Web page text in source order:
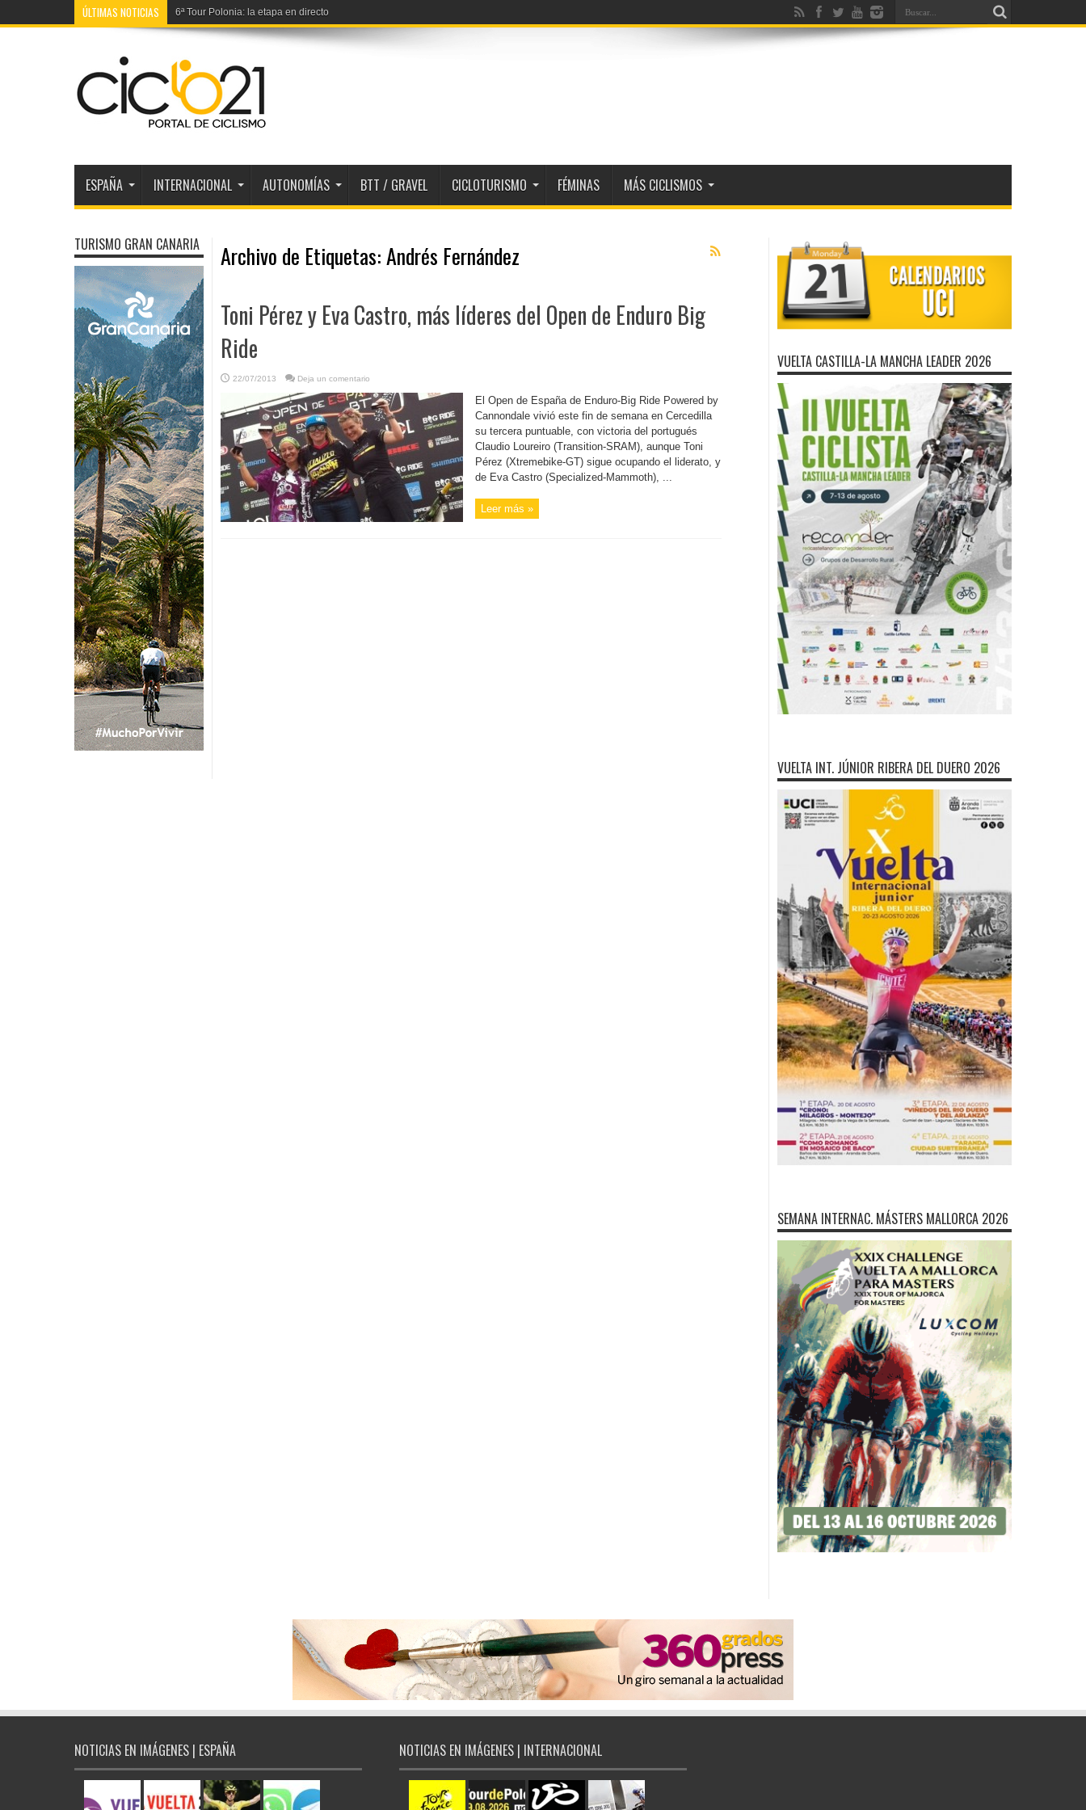
ÚLTIMAS NOTICIAS 6ª Tour Polonia: la etapa en directo
ESPAÑA INTERNACIONAL AUTONOMÍAS BTT / GRAVEL CICLOTURISMO FÉMINAS MÁS CICLISMOS
Archivo de Etiquetas:Andrés Fernández
Toni Pérez y Eva Castro, más líderes del Open de Enduro Big
Ride
22/07/2013 Deja un comentario
El Open de España de Enduro-Big Ride Powered by
Cannondale vivió este fin de semana en Cercedilla
su tercera puntuable, con victoria del portugués
Claudio Loureiro (Transition-SRAM), aunque Toni
Pérez (Xtremebike-GT) sigue ocupando el liderato, y
de Eva Castro (Specialized-Mammoth), ...
Leer más »
TURISMO GRAN CANARIA
VUELTA CASTILLA-LA MANCHA LEADER 2026
VUELTA INT. JÚNIOR RIBERA DEL DUERO 2026
SEMANA INTERNAC. MÁSTERS MALLORCA 2026
NOTICIAS EN IMÁGENES | ESPAÑA NOTICIAS EN IMÁGENES | INTERNACIONAL